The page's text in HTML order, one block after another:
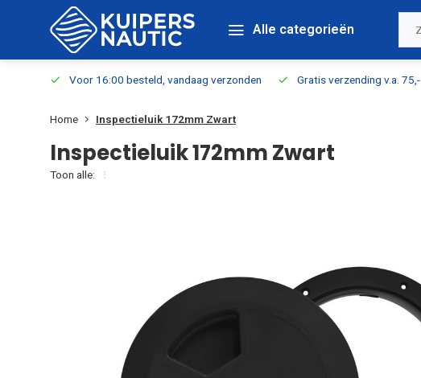
Alle categorieën
Voor 16:00 besteld, vandaag verzonden Gratis verzending v.a. 75,-
Home Inspectieluik 172mm Zwart
Inspectieluik 172mm Zwart
Toon alle: